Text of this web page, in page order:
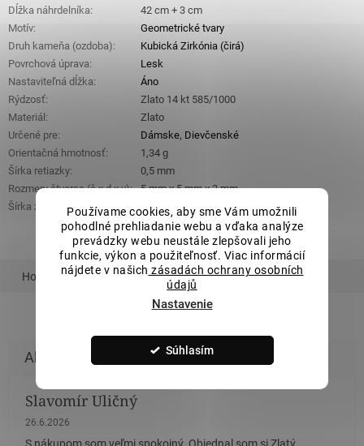
Používame cookies, aby sme Vám umožnili
pohodlné prehliadanie webu a vďaka analýze
prevádzky webu neustále zlepšovali jeho
funkcie, výkon a použiteľnosť. Viac informácií
nájdete v našich zásadách ochrany osobních
údajů
Nastavenie
Súhlasím
Dĺžka náhrdelníka:
42 cm + 3 cm
Motív:
Geometrické tvary
Druh kameňa (ozdoba):
Kubická Zirkónia (čirá)
Povrchová úprava:
Lesk
Nastaviteľná dĺžka:
Áno
Rýdzosť:
Zlato 14 kt 585/1000
Materiál :
Zlato
Určené pre: Dámske, Dievčenské
Orientačná hmotnosť:
1,34 g
Šírka retiazky:
0,5 mm
Rozmery štvorca (š x d x v):
5 mm x 5 mm x 3 mm
Šírka zirkónu : 1 mm
Hodnotenie Podobný tovar
Slavomír Uličný
Hodnotenie obchodu je 5 z 5 hviezdičiek.
26.6.2026